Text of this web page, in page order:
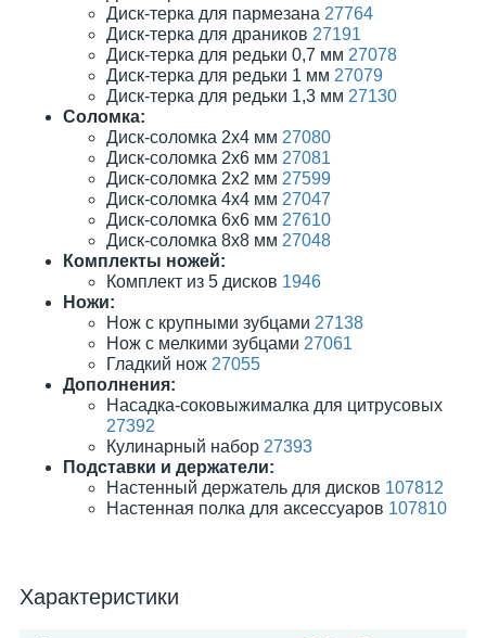
Диск-терка для пармезана 27764
Диск-терка для драников 27191
Диск-терка для редьки 0,7 мм 27078
Диск-терка для редьки 1 мм 27079
Диск-терка для редьки 1,3 мм 27130
Соломка:
Диск-соломка 2х4 мм 27080
Диск-соломка 2х6 мм 27081
Диск-соломка 2х2 мм 27599
Диск-соломка 4х4 мм 27047
Диск-соломка 6х6 мм 27610
Диск-соломка 8х8 мм 27048
Комплекты ножей:
Комплект из 5 дисков 1946
Ножи:
Нож с крупными зубцами 27138
Нож с мелкими зубцами 27061
Гладкий нож 27055
Дополнения:
Насадка-соковыжималка для цитрусовых
27392
Кулинарный набор 27393
Подставки и держатели:
Настенный держатель для дисков 107812
Настенная полка для аксессуаров 107810
Характеристики